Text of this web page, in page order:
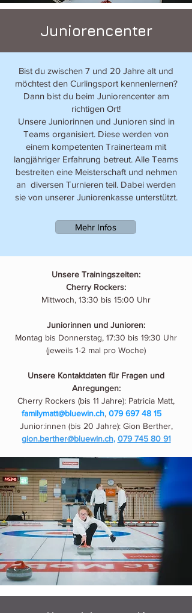
Juniorencenter
Bist du zwischen 7 und 20 Jahre alt und
möchtest den Curlingsport kennenlernen?
Dann bist du beim Juniorencenter am
richtigen Ort!
Unsere Juniorinnen und Junioren sind in
Teams organisiert. Diese werden von
einem kompetenten Trainerteam mit
langjähriger Erfahrung betreut. Alle Teams
bestreiten eine Meisterschaft und nehmen
an diversen Turnieren teil. Dabei werden
sie von unserer Juniorenkasse unterstützt.
Mehr Infos
Unsere Trainingszeiten:
Cherry Rockers:
Mittwoch, 13:30 bis 15:00 Uhr
Juniorinnen und Junioren:
Montag bis Donnerstag, 17:30 bis 19:30 Uhr
(jeweils 1-2 mal pro Woche)
Unsere Kontaktdaten für Fragen und
Anregungen:
Cherry Rockers (bis 11 Jahre): Patricia Matt,
familymatt@bluewin.ch, 079 697 48 15
Junior:innen (bis 20 Jahre): Gion Berther,
gion.berther@bluewin.ch, 079 745 80 91